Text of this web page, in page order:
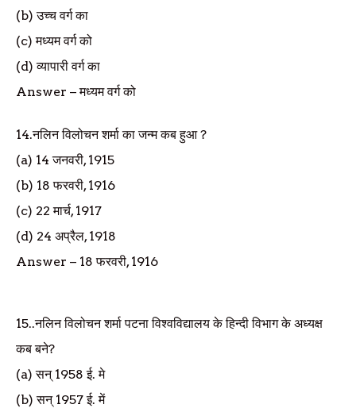
(b)उच्च वर्ग का
(c)मध्यम वर्ग को
(d)व्यापारी वर्ग का
Answer –मध्यम वर्ग को
14.नलिन विलोचन शर्मा का जन्म कब हुआ?
(a) 14जनवरी, 1915
(b) 18फरवरी, 1916
(c) 22मार्च, 1917
(d) 24 अप्रैल, 1918
Answer – 18फरवरी, 1916
15..नलिन विलोचन शर्मा पटना विश्वविद्यालय के हिन्दी विभाग के अध्यक्ष
कब बने?
(a)सन् 1958ई. मे
(b)सन् 1957ई. में